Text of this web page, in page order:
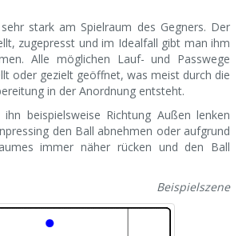
stark am Spielraum des Gegners. Der
zugepresst und im Idealfall gibt man ihm
Alle möglichen Lauf- und Passwege
oder gezielt geöffnet, was meist durch die
in der Anordnung entsteht.
beispielsweise Richtung Außen lenken
den Ball abnehmen oder aufgrund
immer näher rücken und den Ball
Beispielszene